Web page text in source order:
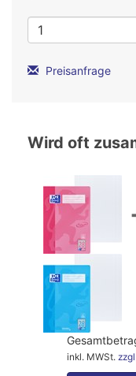
Preisanfrage
Wird oft
inkl. MWSt.